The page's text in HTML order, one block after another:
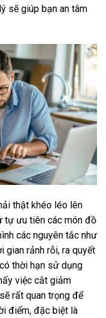
sẽ giúp bạn an tâm
thật khéo léo lên
tự ưu tiên các món đồ
các nguyên tắc như
gian rảnh rỗi, ra quyết
thời hạn sử dụng
việc cắt giảm
rất quan trọng để
điểm, đặc biệt là